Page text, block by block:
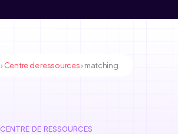
›Centre de ressources›matching
CENTRE DE RESSOURCES